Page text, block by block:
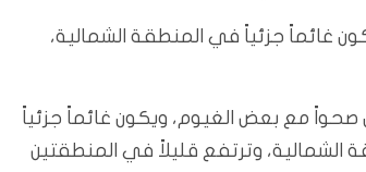
غائماً جزئياً في المنطقة الشمالية،
صحواً مع بعض الغيوم، ويكون غائماً جزئياً
الشمالية، وترتفع قليلاً في المنطقتين